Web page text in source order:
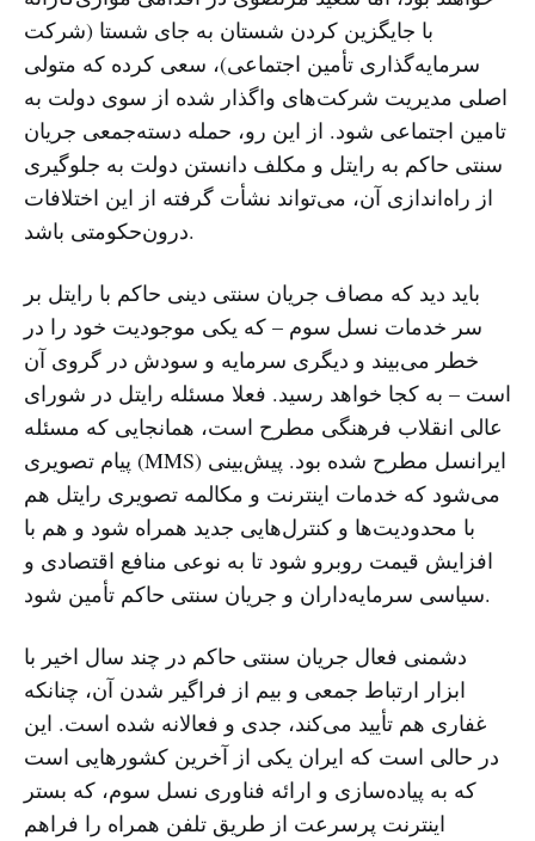
با جایگزین کردن شستان به جای شستا (شرکت
سرمایه‌گذاری تأمین اجتماعی)، سعی کرده که متولی
اصلی مدیریت شرکت‌های واگذار شده از سوی دولت به
تامین اجتماعی شود. از این رو، حمله دسته‌جمعی جریان
سنتی حاکم به رایتل و مکلف دانستن دولت به جلوگیری
از راه‌اندازی آن، می‌تواند نشأت گرفته از این اختلافات
درون‌حکومتی باشد.
باید دید که مصاف جریان سنتی دینی حاکم با رایتل بر
سر خدمات نسل سوم – که یکی موجودیت خود را در
خطر می‌بیند و دیگری سرمایه‌ و سودش در گروی آن
است – به کجا خواهد رسید. فعلا مسئله رایتل در شورای
عالی انقلاب فرهنگی مطرح است، همانجایی که مسئله
پیام تصویری (MMS) ایرانسل مطرح شده بود. پیش‌بینی
می‌شود که خدمات اینترنت و مکالمه تصویری رایتل هم
با محدودیت‌ها و کنترل‌هایی جدید همراه شود و هم با
افزایش قیمت روبرو شود تا به نوعی منافع اقتصادی و
سیاسی سرمایه‌داران و جریان سنتی حاکم تأمین شود.
دشمنی فعال جریان سنتی حاکم در چند سال اخیر با
ابزار ارتباط جمعی و بیم از فراگیر شدن آن، چنانکه
غفاری هم تأیید می‌کند، جدی و فعالانه شده است. این
در حالی است که ایران یکی از آخرین کشورهایی است
که به پیاده‌سازی و ارائه فناوری نسل سوم، که بستر
اینترنت پرسرعت از طریق تلفن همراه را فراهم